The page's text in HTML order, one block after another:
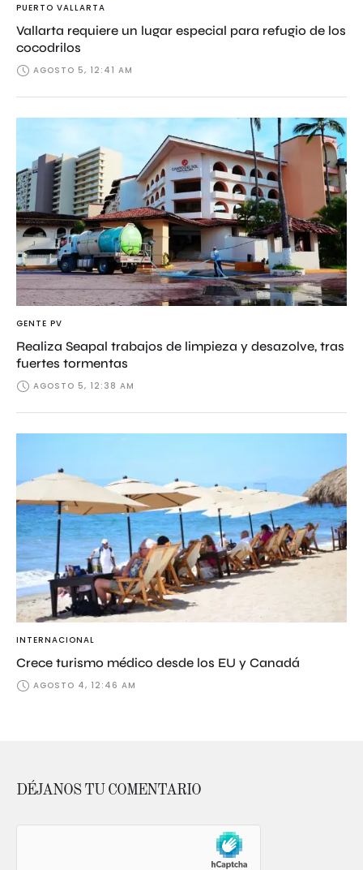
PUERTO VALLARTA
Vallarta requiere un lugar especial para refugio de los
cocodrilos
AGOSTO 5, 12:41 AM
GENTE PV
Realiza Seapal trabajos de limpieza y desazolve, tras
fuertes tormentas
AGOSTO 5, 12:38 AM
INTERNACIONAL
Crece turismo médico desde los EU y Canadá
AGOSTO 4, 12:46 AM
DÉJANOS TU COMENTARIO